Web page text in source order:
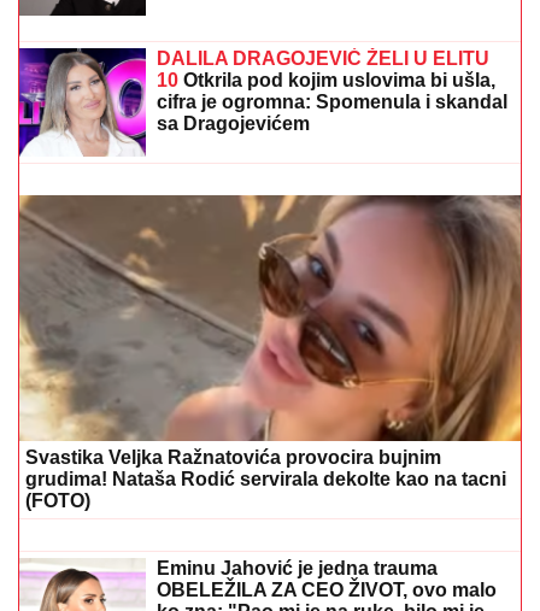
POLICIJA STIGLA U TRŽNI CENTAR ZBOG
SUPRUGE SERGEJA TRIFUNOVIĆASaznajemo:
Obezbeđenje hitno reagovalo zbog SUMNJE NA
KRAĐU, pa joj pisali krivičnu prijavu
STRAVIČNA NESREĆA KOD
JASENOVIKA!Strahuje se da ima
TEŠKO POVREĐENIH, sve vrvi od
policije i Hitne pomoći (FOTO)
"NE UMIRE SE ZA LJUDIMA KOJI SU
nakon veridbe Dragana Stankovića:
"Znali su šta rade"